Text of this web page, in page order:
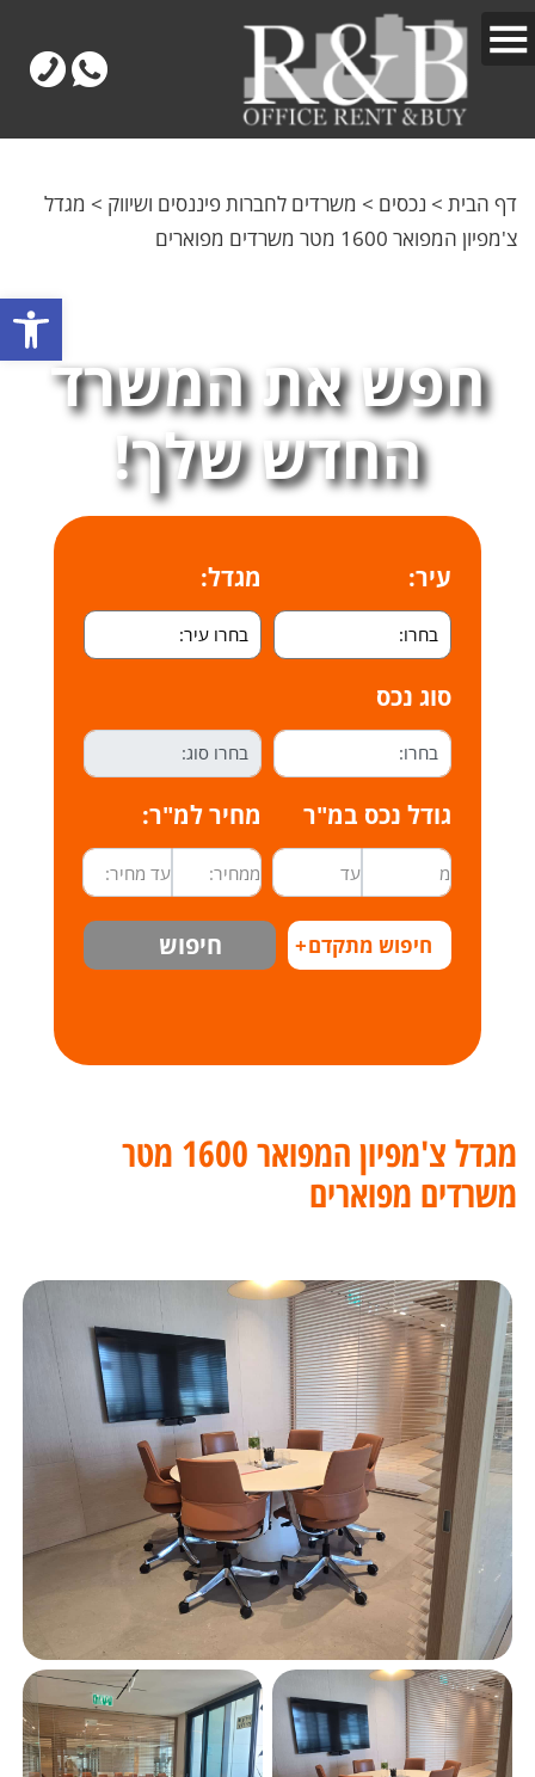
דף הבית > נכסים > משרדים לחברות פיננסים ושיווק > מגדל
צ'מפיון המפואר 1600 מטר משרדים מפוארים
חפש את המשרד
החדש שלך!
עיר: מגדל:
סוג נכס
גודל נכס במ"ר מחיר למ"ר:
חיפוש מתקדם+ חיפוש
מגדל צ'מפיון המפואר 1600 מטר
משרדים מפוארים